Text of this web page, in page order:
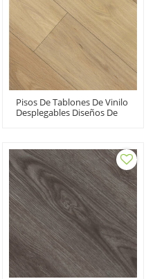
Pisos De Tablones De Vinilo
Desplegables Diseños De
6''x36'' 5.0/0.5 HDF 9111